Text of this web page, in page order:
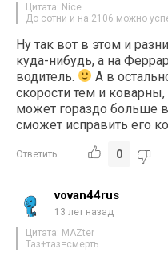
Цитата: Nice
До сотни и на 2106 можно
Ну так вот в этом и
куда-нибудь, а на
водитель.
А в
скорости тем и
может гораздо больше
сможет исправить его
Ответить 0
vovan44rus
13 лет назад
Цитата: MAZter
Таз+таз=смерть